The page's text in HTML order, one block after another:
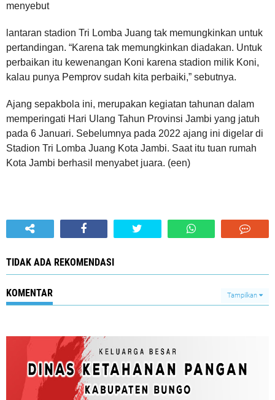
menyebut
lantaran stadion Tri Lomba Juang tak memungkinkan untuk
pertandingan. “Karena tak memungkinkan diadakan. Untuk
perbaikan itu kewenangan Koni karena stadion milik Koni,
kalau punya Pemprov sudah kita perbaiki,” sebutnya.
Ajang sepakbola ini, merupakan kegiatan tahunan dalam
memperingati Hari Ulang Tahun Provinsi Jambi yang jatuh
pada 6 Januari. Sebelumnya pada 2022 ajang ini digelar di
Stadion Tri Lomba Juang Kota Jambi. Saat itu tuan rumah
Kota Jambi berhasil menyabet juara. (een)
TIDAK ADA REKOMENDASI
KOMENTAR Tampilkan